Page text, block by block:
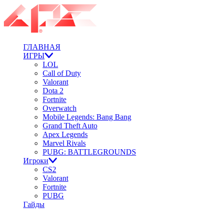
ГЛАВНАЯ
ИГРЫ
LOL
Call of Duty
Valorant
Dota 2
Fortnite
Overwatch
Mobile Legends: Bang Bang
Grand Theft Auto
Apex Legends
Marvel Rivals
PUBG: BATTLEGROUNDS
Игроки
CS2
Valorant
Fortnite
PUBG
Гайды